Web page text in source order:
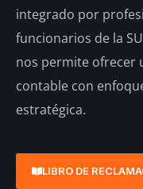
integrado por
funcionarios de la
nos permite ofrecer
contable con
estratégica.
LIBRO DE